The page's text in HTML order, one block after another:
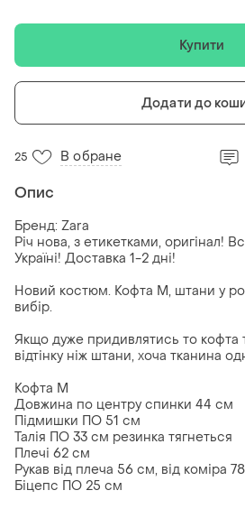
Купити
Додати до
25 В обране
Опис
Бренд: Zara
Річ нова, з етикетками, оригінал!
Україні! Доставка 1-2 дні!
Новий костюм. Кофта М, штани у
вибір.
Якщо дуже придивлятись то кофта
відтінку ніж штани, хоча тканина
Кофта М
Довжина по центру спинки 44 см
Підмишки ПО 51 см
Талія ПО 33 см резинка тягнеться
Плечі 62 см
Рукав від плеча 56 см, від коміра
Біцепс ПО 25 см